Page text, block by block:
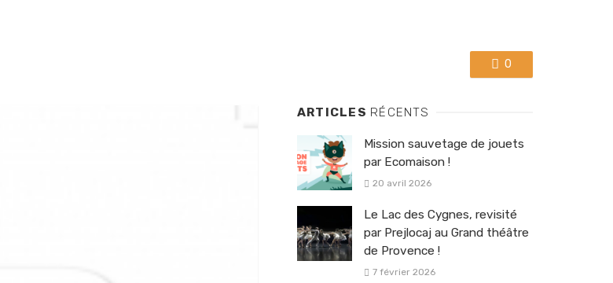
0
ARTICLES RÉCENTS
Mission sauvetage de jouets
par Ecomaison !
20 avril 2026
Le Lac des Cygnes, revisité
par Prejlocaj au Grand théâtre
de Provence !
7 février 2026